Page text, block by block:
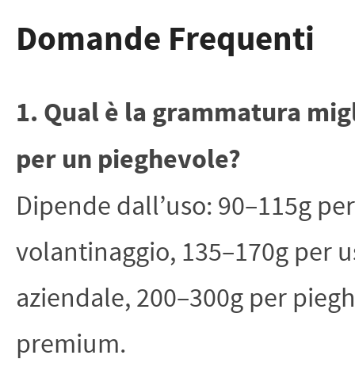
Domande Frequenti
1. Qual è la grammatura
per un pieghevole?
Dipende dall’uso: 90–115g per
volantinaggio, 135–170g per
aziendale, 200–300g per
premium.